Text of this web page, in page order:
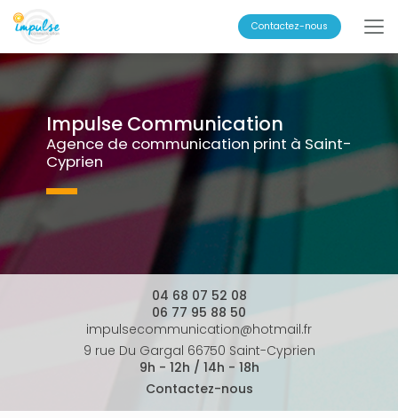
Aller
au
principal
Contactez-nous
Impulse Communication
Agence de communication print à Saint-
Cyprien
04 68 07 52 08
06 77 95 88 50
impulsecommunication@hotmail.fr
9 rue Du Gargal 66750 Saint-Cyprien
9h - 12h / 14h - 18h
Contactez-nous